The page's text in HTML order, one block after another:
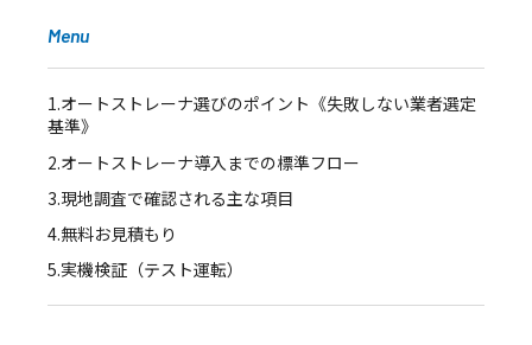
Menu
1.オートストレーナ選びのポイント《失敗しない業者選定
基準》
2.オートストレーナ導入までの標準フロー
3.現地調査で確認される主な項目
4.無料お見積もり
5.実機検証（テスト運転）